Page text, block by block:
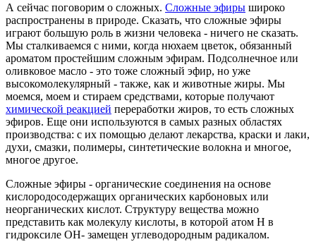
А сейчас поговорим о сложных. Сложные эфиры широко
распространены в природе. Сказать, что сложные эфиры
играют большую роль в жизни человека - ничего не сказать.
Мы сталкиваемся с ними, когда нюхаем цветок, обязанный
ароматом простейшим сложным эфирам. Подсолнечное или
оливковое масло - это тоже сложный эфир, но уже
высокомолекулярный - также, как и животные жиры. Мы
моемся, моем и стираем средствами, которые получают
химической реакцией переработки жиров, то есть сложных
эфиров. Еще они используются в самых разных областях
производства: с их помощью делают лекарства, краски и лаки,
духи, смазки, полимеры, синтетические волокна и многое,
многое другое.
Сложные эфиры - органические соединения на основе
кислородосодержащих органических карбоновых или
неорганических кислот. Структуру вещества можно
представить как молекулу кислоты, в которой атом Н в
гидроксиле ОН- замещен углеводородным радикалом.